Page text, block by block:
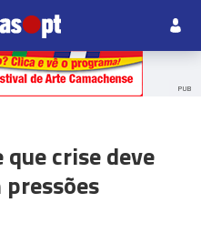
PUB
crise deve